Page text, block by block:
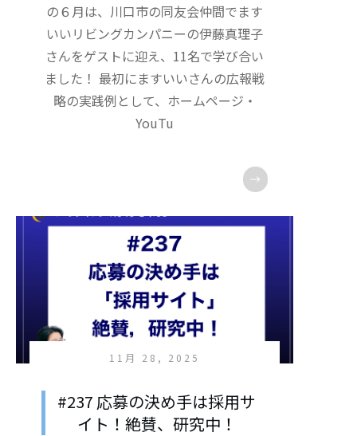
の６月は、川口市の同友会仲間でます
いいリビングカンパニーの伊藤真理子
さんをゲストに迎え、11名で学び合い
ました！ 最初にますいいさんの広報戦
略の実践例として、ホームページ・
YouTu
11月 28, 2025
#237 応募の決め手は採用サ
イト！絶賛、研究中！